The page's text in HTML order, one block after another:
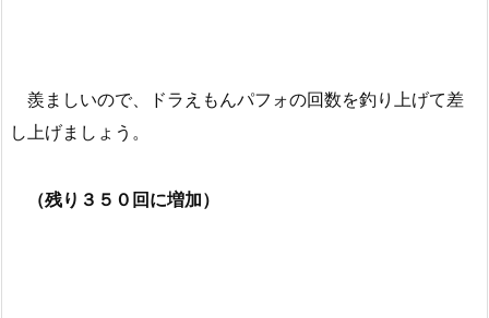
羨ましいので、ドラえもんパフォの回数を釣り上げて差
し上げましょう。
（残り３５０回に増加）